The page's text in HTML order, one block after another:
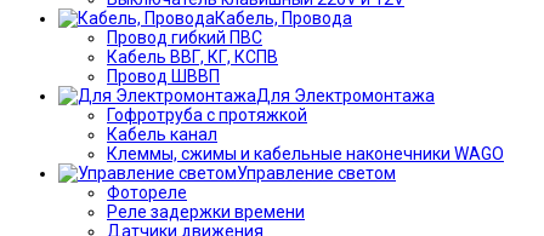
Кабель, Провода
Провод гибкий ПВС
Кабель ВВГ, КГ, КСПВ
Провод ШВВП
Для Электромонтажа
Гофротруба с протяжкой
Кабель канал
Клеммы, сжимы и кабельные наконечники WAGO
Управление светом
Фотореле
Реле задержки времени
Датчики движения